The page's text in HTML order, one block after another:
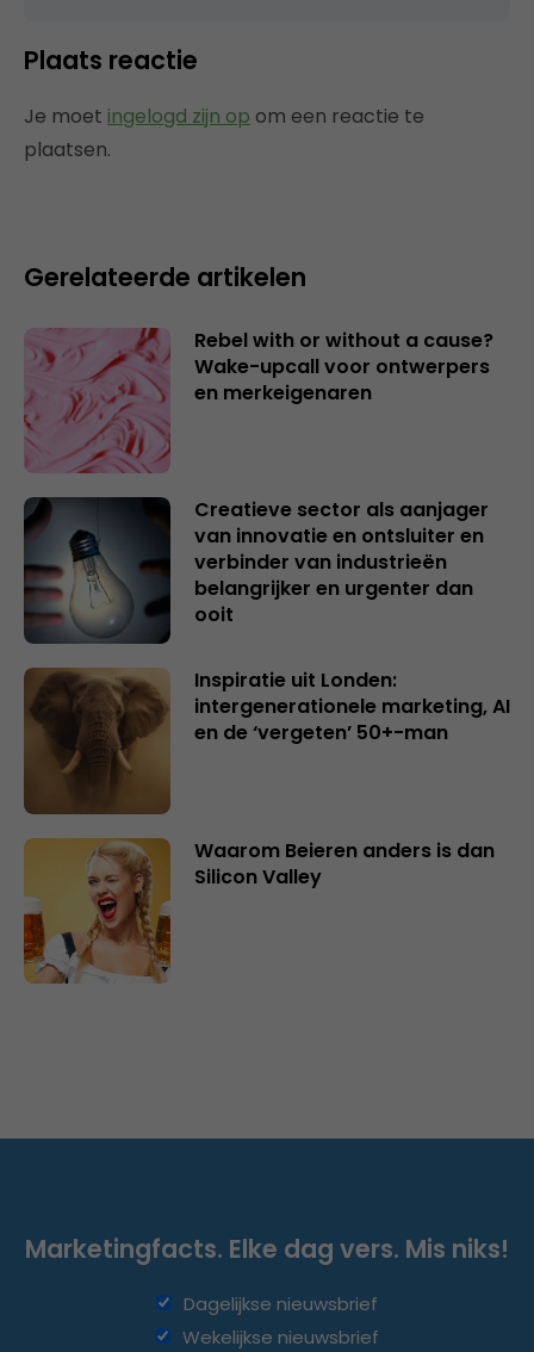
Plaats reactie
Je moet ingelogd zijn op om een reactie te
plaatsen.
Gerelateerde artikelen
Rebel with or without a cause?
Wake-upcall voor ontwerpers
en merkeigenaren
Creatieve sector als aanjager
van innovatie en ontsluiter en
verbinder van industrieën
belangrijker en urgenter dan
ooit
Inspiratie uit Londen:
intergenerationele marketing, AI
en de ‘vergeten’ 50+-man
Waarom Beieren anders is dan
Silicon Valley
Marketingfacts. Elke dag vers. Mis niks!
Dagelijkse nieuwsbrief
Wekelijkse nieuwsbrief